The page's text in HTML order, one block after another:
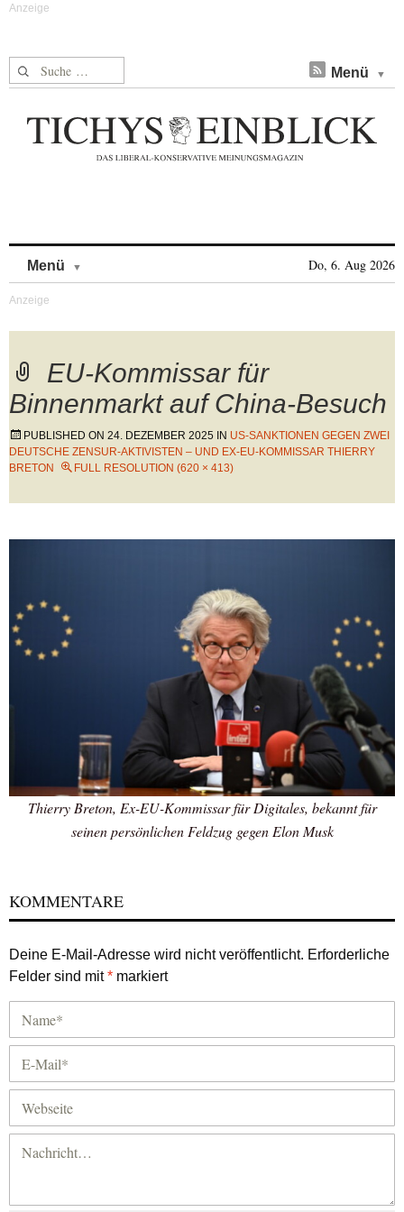
Suche nach: Menü
Menü Do, 6. Aug 2026
EU-Kommissar für
Binnenmarkt auf China-Besuch
PUBLISHED ON 24. DEZEMBER 2025 IN US-SANKTIONEN GEGEN ZWEI
DEUTSCHE ZENSUR-AKTIVISTEN – UND EX-EU-KOMMISSAR THIERRY
BRETON
FULL RESOLUTION (620 × 413)
Thierry Breton, Ex-EU-Kommissar für Digitales, bekannt für
seinen persönlichen Feldzug gegen Elon Musk
KOMMENTARE
Deine E-Mail-Adresse wird nicht veröffentlicht. Erforderliche
Felder sind mit* markiert